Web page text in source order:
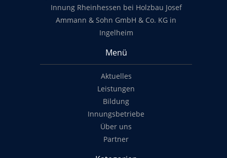
Innung Rheinhessen bei Holzbau Josef
Ammann & Sohn GmbH & Co. KG in
Ingelheim
Menü
Aktuelles
Leistungen
Bildung
Innungsbetriebe
Über uns
Partner